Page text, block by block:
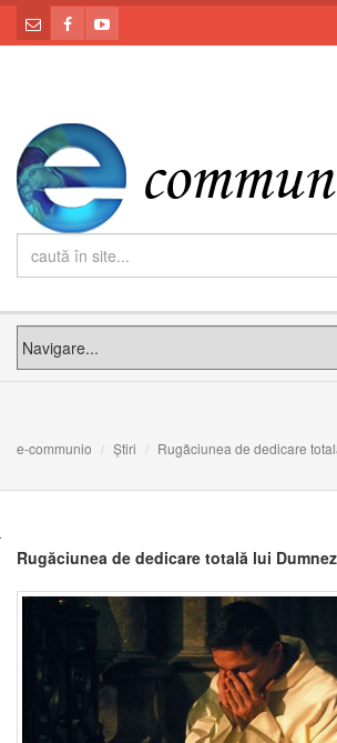
e-communio Știri Rugăciunea de dedicare
Rugăciunea de dedicare totală lui